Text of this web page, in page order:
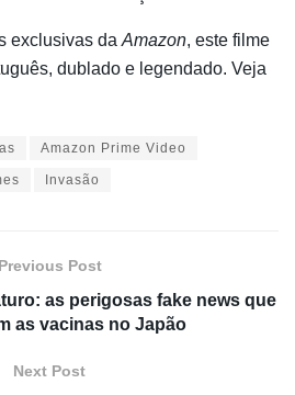
exclusivas daAmazon, este filme
dublado e legendado. Veja
Amazon Prime Video
Invasão
Previous Post
as perigosas fake news que
as vacinas no Japão
Next Post